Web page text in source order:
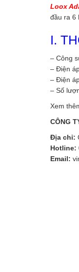
Loox
đầu ra 6
I.
– Công
– Điện
– Điện
– Số
Xem
CÔNG
Địa chỉ:
Hotline:
Email: